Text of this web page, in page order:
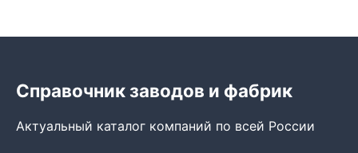
Справочник заводов и фабрик
Актуальный каталог компаний по всей России